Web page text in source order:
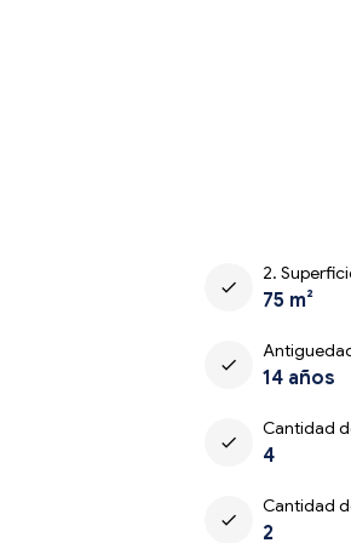
check
2.
75 m²
check
14 años
check
Cantidad
4
check
Cantidad
2